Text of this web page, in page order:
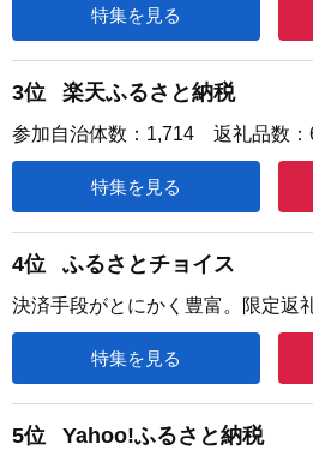
特集を見る
3位 楽天ふるさと納税
参加自治体数：1,714 返礼品数：
特集を見る
4位 ふるさとチョイス
決済手段がとにかく豊富。限定返
特集を見る
5位 Yahoo!ふるさと納税